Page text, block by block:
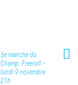
5e manche du
Champ. Freeroll –
lundi 9 novembre
21h